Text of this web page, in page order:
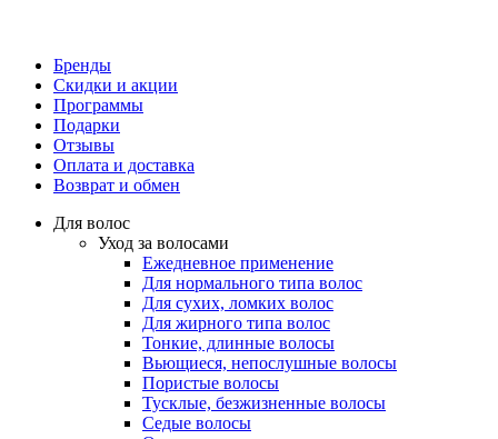
Бренды
Скидки и акции
Программы
Подарки
Отзывы
Оплата и доставка
Возврат и обмен
Для волос
Уход за волосами
Ежедневное применение
Для нормального типа волос
Для сухих, ломких волос
Для жирного типа волос
Тонкие, длинные волосы
Вьющиеся, непослушные волосы
Пористые волосы
Тусклые, безжизненные волосы
Седые волосы